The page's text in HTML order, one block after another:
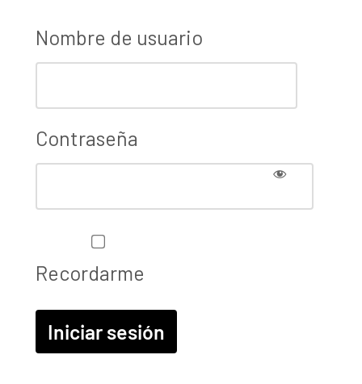
Nombre de usuario
Contraseña
Recordarme